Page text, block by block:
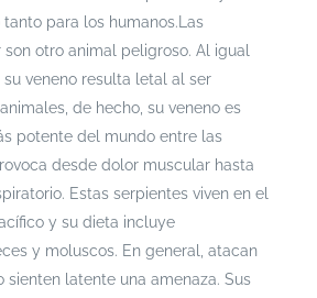
para los humanos.Las
otro animal peligroso. Al igual
veneno resulta letal al ser
de hecho, su veneno es
potente del mundo entre las
desde dolor muscular hasta
Estas serpientes viven en el
y su dieta incluye
y moluscos. En general, atacan
sienten latente una amenaza. Sus